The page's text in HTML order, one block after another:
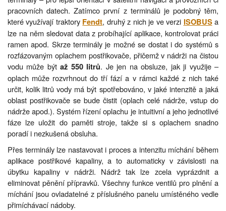
pracovních datech. Zatímco první z terminálů je podobný těm,
které využívají traktory Fendt, druhý z nich je ve verzi ISOBUSa
lze na něm sledovat data z probíhající aplikace, kontrolovat práci
ramen apod. Skrze terminály je možné se dostat i do systémů s
rozfázovaným oplachem postřikovače, přičemž v nádrži na čistou
vodu může býtaž 550 litrů. Je jen na obsluze, jak ji využije –
oplach může rozvrhnout do tří fází a v rámci každé z nich také
určit, kolik litrů vody má být spotřebováno, v jaké intenzitě a jaká
oblast postřikovače se bude čistit (oplach celé nádrže, vstup do
nádrže apod.). Systém řízení oplachu je intuitivní a jeho jednotlivé
fáze lze uložit do paměti stroje, takže si s oplachem snadno
poradí i nezkušená obsluha.
Přes terminály lze nastavovat i proces a intenzitu míchání během
aplikace postřikové kapaliny, a to automaticky v závislosti na
úbytku kapaliny v nádrži. Nádrž tak lze zcela vyprázdnit a
eliminovat pěnění přípravků. Všechny funkce ventilů pro plnění a
míchání jsou ovladatelné z příslušného panelu umístěného vedle
přimíchávací nádoby.